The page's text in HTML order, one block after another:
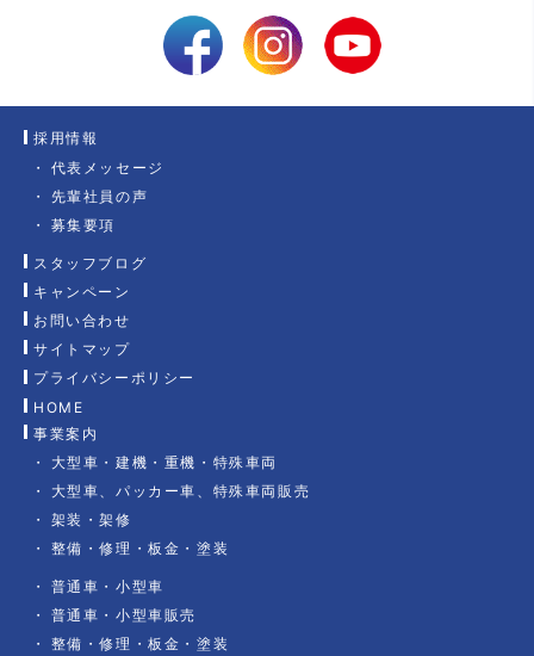
HOME
事業案内
大型車・建機・重機・特殊車両
大型車、パッカー車、特殊車両販売
架装・架修
整備・修理・板金・塗装
普通車・小型車
普通車・小型車販売
整備・修理・板金・塗装
採用情報
代表メッセージ
先輩社員の声
募集要項
スタッフブログ
キャンペーン
お問い合わせ
サイトマップ
プライバシーポリシー